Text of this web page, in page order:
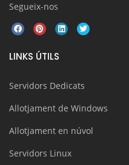
Segueix-nos
LINKS ÚTILS
Servidors Dedicats
Allotjament de Windows
Allotjament en núvol
Servidors Linux